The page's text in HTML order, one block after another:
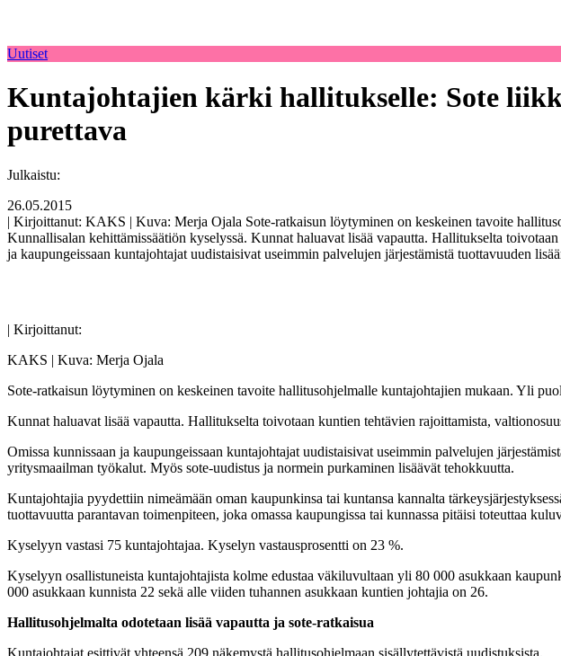
Uutiset
Kuntajohtajien kärki hallitukselle: Sote
purettava
Julkaistu:
26.05.2015
| Kirjoittanut: KAKS | Kuva: Merja Ojala Sote-ratkaisun löytyminen on keskeinen tavoite
Kunnallisalan kehittämissäätiön kyselyssä. Kunnat haluavat lisää vapautta. Hallitukselta
ja kaupungeissaan kuntajohtajat uudistaisivat useimmin palvelujen järjestämistä tuottavuuden
| Kirjoittanut:
KAKS | Kuva: Merja Ojala
Sote-ratkaisun löytyminen on keskeinen tavoite hallitusohjelmalle kuntajohtajien mukaan. Yli
Kunnat haluavat lisää vapautta. Hallitukselta toivotaan kuntien tehtävien rajoittamista,
Omissa kunnissaan ja kaupungeissaan kuntajohtajat uudistaisivat useimmin palvelujen
yritysmaailman työkalut. Myös sote-uudistus ja normein purkaminen lisäävät tehokkuutta.
Kuntajohtajia pyydettiin nimeämään oman kaupunkinsa tai kuntansa kannalta
tuottavuutta parantavan toimenpiteen, joka omassa kaupungissa tai kunnassa pitäisi toteuttaa
Kyselyyn vastasi 75 kuntajohtajaa. Kyselyn vastausprosentti on 23 %.
Kyselyyn osallistuneista kuntajohtajista kolme edustaa väkiluvultaan yli 80 000 asukkaan
000 asukkaan kunnista 22 sekä alle viiden tuhannen asukkaan kuntien johtajia on 26.
Hallitusohjelmalta odotetaan lisää vapautta ja sote-ratkaisua
Kuntajohtajat esittivät yhteensä 209 näkemystä hallitusohjelmaan sisällytettävistä uudistuksista.